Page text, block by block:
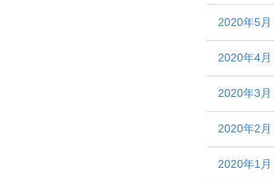
2020年5月
2020年4月
2020年3月
2020年2月
2020年1月